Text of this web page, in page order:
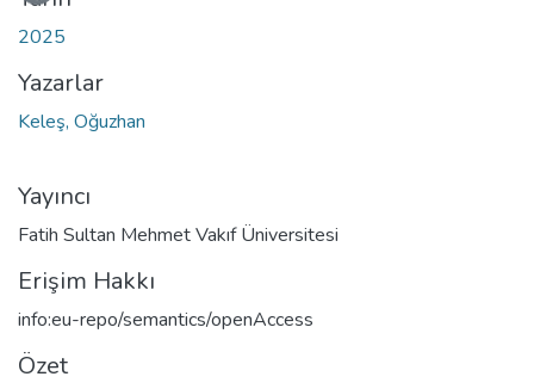
2025
Yazarlar
Keleş, Oğuzhan
Yayıncı
Fatih Sultan Mehmet Vakıf Üniversitesi
Erişim Hakkı
info:eu-repo/semantics/openAccess
Özet